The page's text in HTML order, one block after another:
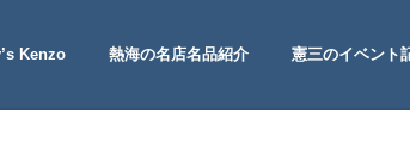
Site
Kenzo 熱海の名店名品紹介 憲三のイベント